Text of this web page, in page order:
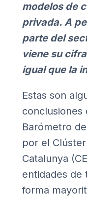
modelos de
privada. A
parte del
viene su
igual que la
Estas son
conclusiones
Barómetro
por el
Catalunya
entidades de
forma